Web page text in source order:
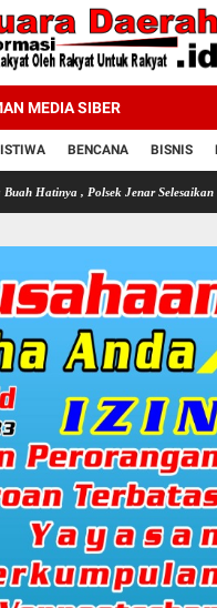
MEDIA SIBER
BENCANA BISNIS
Jenar Selesaikan Restorative